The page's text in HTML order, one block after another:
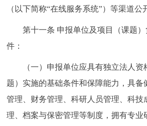
（以下简称“在线服务系统”）等渠道公
第十一条 申报单位及项目（课题）
件：
（一）申报单位应具有独立法人资
题）实施的基础条件和保障能力，具备
管理、财务管理、科研人员管理、科技
理、档案与保密管理等制度，拥有专业